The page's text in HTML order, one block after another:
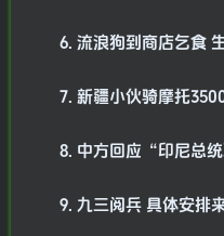
6. 流浪狗到商店乞食
7. 新疆小伙骑摩托
8. 中方回应“印尼总
9. 九三阅兵 具体安排